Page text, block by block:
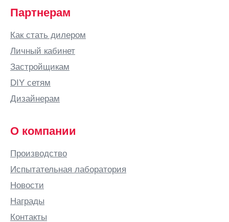
Партнерам
Как стать дилером
Личный кабинет
Застройщикам
DIY сетям
Дизайнерам
О компании
Производство
Испытательная лаборатория
Новости
Награды
Контакты